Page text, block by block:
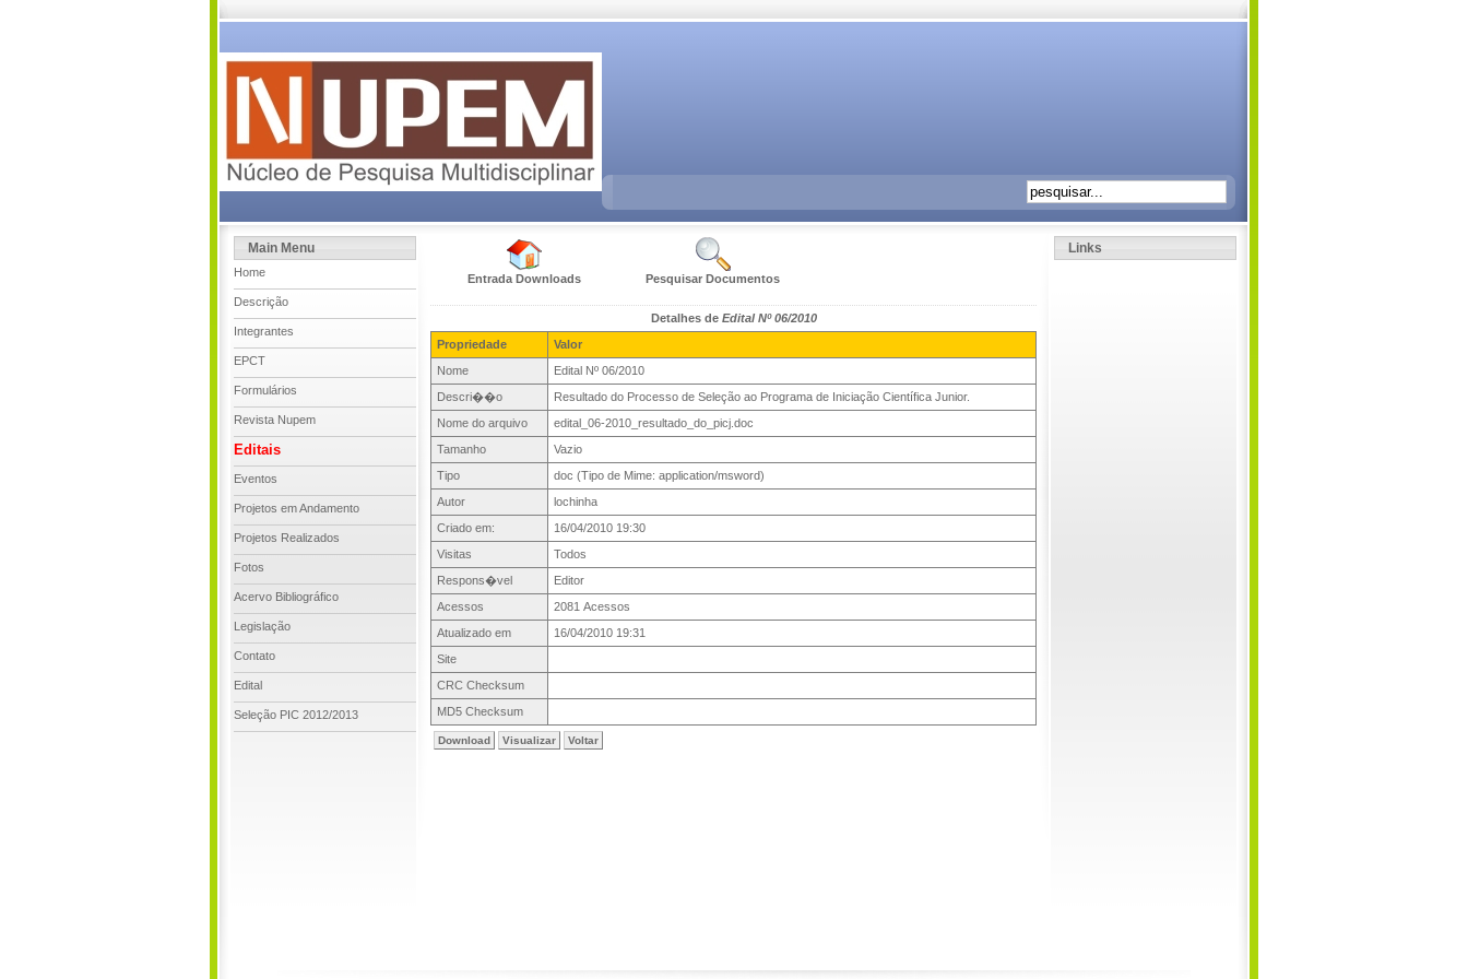
Main Menu
Home
Descrição
Integrantes
EPCT
Formulários
Revista Nupem
Editais
Eventos
Projetos em Andamento
Projetos Realizados
Fotos
Acervo Bibliográfico
Legislação
Contato
Edital
Seleção PIC 2012/2013
Entrada Downloads Pesquisar Documentos
Detalhes deEdital Nº 06/2010
Propriedade
Valor
Nome
Edital Nº 06/2010
Descri��o
Resultado do Processo de Seleção ao Programa de Iniciação Científica Junior.
Nome do arquivo
edital_06-2010_resultado_do_picj.doc
Tamanho
Vazio
Tipo
doc (Tipo de Mime: application/msword)
Autor
lochinha
Criado em:
16/04/2010 19:30
Visitas
Todos
Respons�vel
Editor
Acessos
2081 Acessos
Atualizado em
16/04/2010 19:31
Site
CRC Checksum
MD5 Checksum
Download Visualizar Voltar
Links